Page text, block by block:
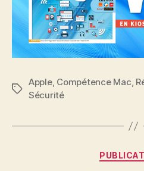
Étiquettes
Apple, Compétence Mac,
Sécurité